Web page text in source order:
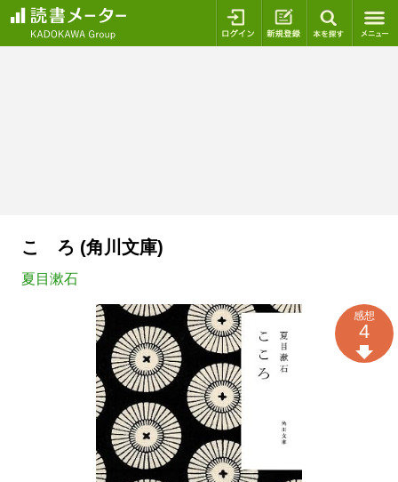
ログイン 新規登録
こゝろ (角川文庫)
夏目漱石
感想
4